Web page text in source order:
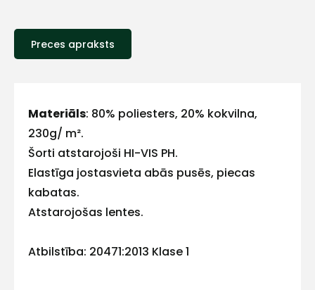
Preces apraksts
Materiāls: 80% poliesters, 20% kokvilna,
230g/ m².
Šorti atstarojoši HI-VIS PH.
Elastīga jostasvieta abās pusēs, piecas
kabatas.
Atstarojošas lentes.
Atbilstība: 20471:2013 Klase 1
E-pasts